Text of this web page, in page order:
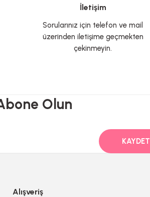
İletişim
Sorularınız için telefon ve mail
üzerinden iletişime geçmekten
çekinmeyin.
Olun
KAYDET
Alışveriş